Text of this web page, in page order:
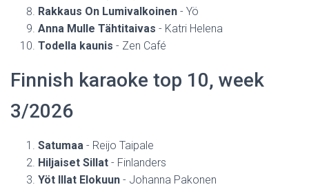
Rakkaus On Lumivalkoinen - Yö
Anna Mulle Tähtitaivas - Katri Helena
Todella kaunis - Zen Café
Finnish karaoke top 10, week
3/2026
Satumaa - Reijo Taipale
Hiljaiset Sillat - Finlanders
Yöt Illat Elokuun - Johanna Pakonen